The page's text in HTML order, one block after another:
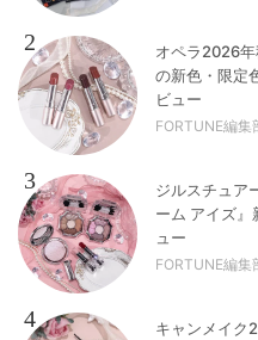
2
オペラ2026年
の新色・限定
ビュー
FORTUNE編集
3
ジルスチュア
ーム アイズ
ュー
FORTUNE編集
4
キャンメイク